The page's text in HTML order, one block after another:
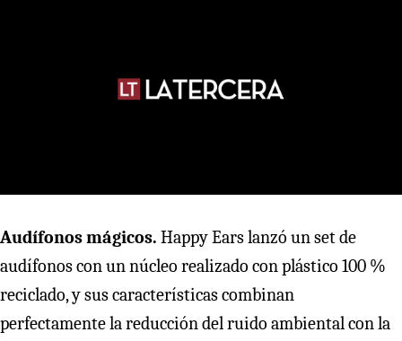
Audífonosmágicos. Happy Ears lanzó un set de
audífonos con un núcleo realizado con plástico 100 %
reciclado, y sus características combinan
perfectamente la reducción del ruido ambiental con la